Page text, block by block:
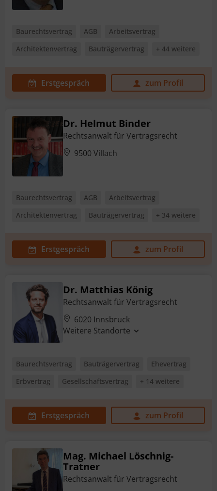
Baurechtsvertrag AGB
Arbeitsvertrag
Architektenvertrag
Bauträgervertrag + 44 weitere
Erstgespräch zum Profil
Dr. Helmut Binder
Rechtsanwalt für Vertragsrecht
9500 Villach
Baurechtsvertrag AGB
Arbeitsvertrag
Architektenvertrag
Bauträgervertrag + 34 weitere
Erstgespräch zum Profil
Dr. Matthias König
Rechtsanwalt für Vertragsrecht
6020 Innsbruck
Weitere Standorte
Baurechtsvertrag Bauträgervertrag
Ehevertrag
Erbvertrag
Gesellschaftsvertrag + 14 weitere
Erstgespräch zum Profil
Mag. Michael Löschnig-
Tratner
Rechtsanwalt für Vertragsrecht